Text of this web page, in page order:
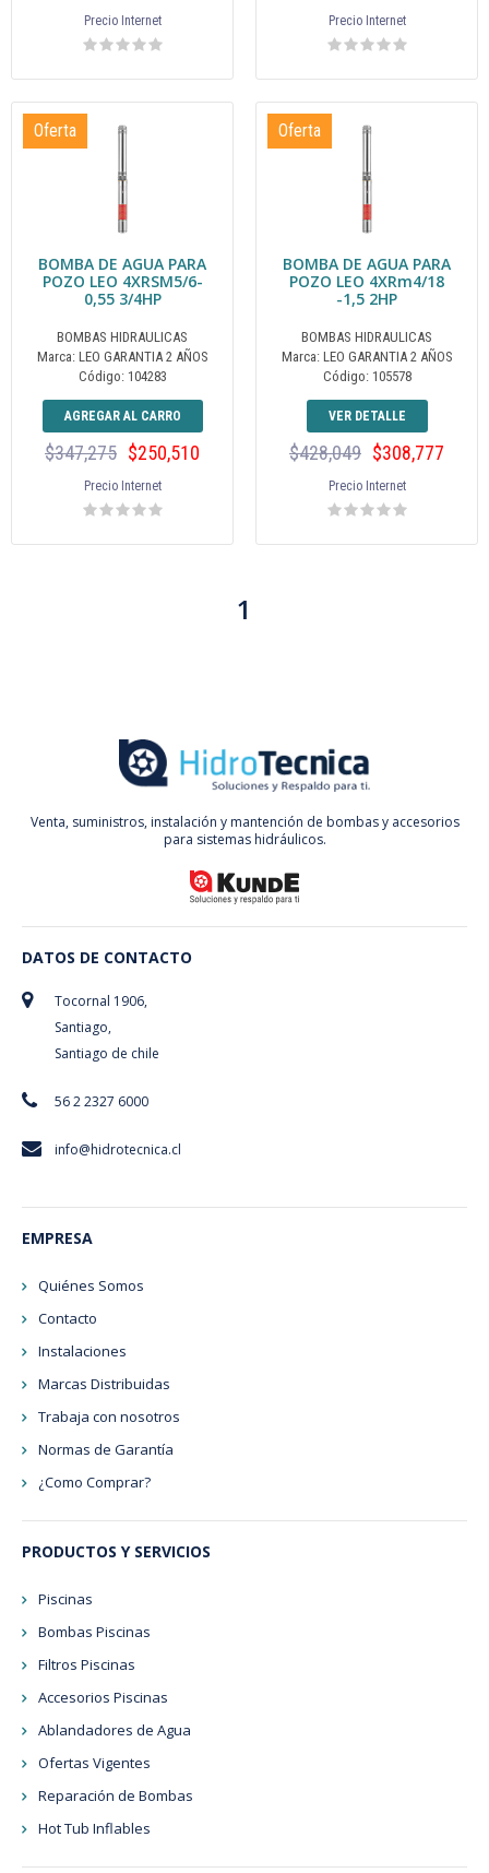
Precio Internet Precio Internet
Oferta
BOMBA DE AGUA PARA
POZO LEO 4XRSM5/6-
0,55 3/4HP
BOMBAS HIDRAULICAS
Marca: LEO GARANTIA 2 AÑOS
Código: 104283
AGREGAR AL CARRO
$347,275 $250,510
Precio Internet
Oferta
BOMBA DE AGUA PARA
POZO LEO 4XRm4/18
-1,5 2HP
BOMBAS HIDRAULICAS
Marca: LEO GARANTIA 2 AÑOS
Código: 105578
VER DETALLE
$428,049 $308,777
Precio Internet
1
Venta, suministros, instalación y mantención de bombas y accesorios
para sistemas hidráulicos.
DATOS DE CONTACTO
Tocornal 1906,
Santiago,
Santiago de chile
56 2 2327 6000
info@hidrotecnica.cl
EMPRESA
Quiénes Somos
Contacto
Instalaciones
Marcas Distribuidas
Trabaja con nosotros
Normas de Garantía
¿Como Comprar?
PRODUCTOS Y SERVICIOS
Piscinas
Bombas Piscinas
Filtros Piscinas
Accesorios Piscinas
Ablandadores de Agua
Ofertas Vigentes
Reparación de Bombas
Hot Tub Inflables